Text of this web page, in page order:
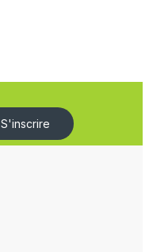
S'inscrire